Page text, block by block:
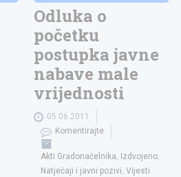
Odluka o
početku
postupka javne
nabave male
vrijednosti
05.06.2011
Komentirajte
Akti Gradonačelnika, Izdvojeno,
Natječaji i javni pozivi,Vijesti